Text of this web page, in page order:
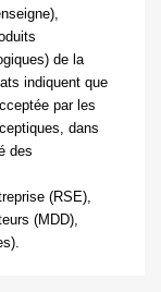
de la
indiquent que
par les
dans
des
(RSE),
(MDD),